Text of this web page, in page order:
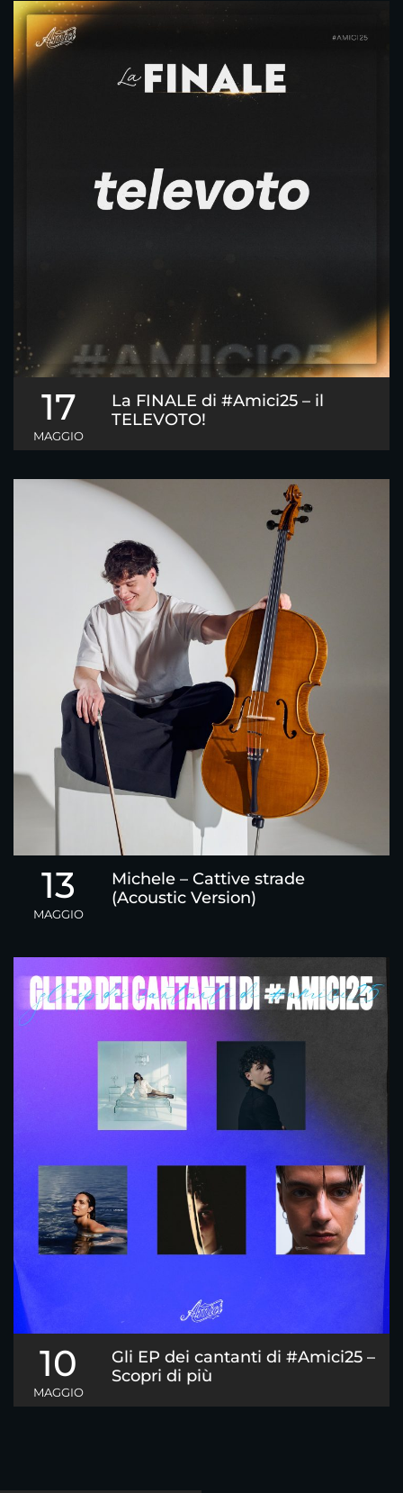
17
MAGGIO
La FINALE di #Amici25 – il
TELEVOTO!
13
MAGGIO
Michele – Cattive strade
(Acoustic Version)
10
MAGGIO
Gli EP dei cantanti di #Amici25 –
Scopri di più